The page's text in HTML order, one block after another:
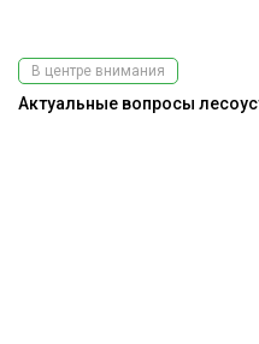
В центре внимания
Актуальные вопросы